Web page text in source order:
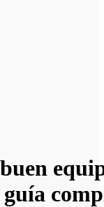
guía